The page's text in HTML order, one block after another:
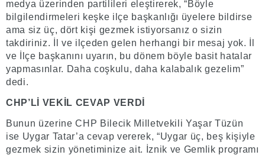
medya üzerinden partilileri eleştirerek, “Böyle
bilgilendirmeleri keşke ilçe başkanlığı üyelere bildirse
ama siz üç, dört kişi gezmek istiyorsanız o sizin
takdiriniz. İl ve ilçeden gelen herhangi bir mesaj yok. İl
ve İlçe başkanını uyarın, bu dönem böyle basit hatalar
yapmasınlar. Daha coşkulu, daha kalabalık gezelim”
dedi.
CHP’Lİ VEKİL CEVAP VERDİ
Bunun üzerine CHP Bilecik Milletvekili Yaşar Tüzün
ise Uygar Tatar’a cevap vererek, “Uygar üç, beş kişiyle
gezmek sizin yönetiminize ait. İznik ve Gemlik programı